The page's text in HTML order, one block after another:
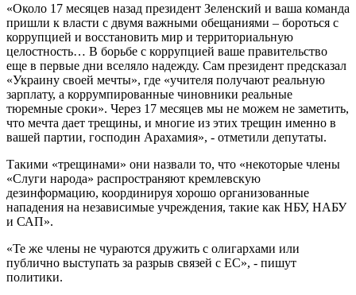
«Около 17 месяцев назад президент Зеленский и ваша команда
пришли к власти с двумя важными обещаниями – бороться с
коррупцией и восстановить мир и территориальную
целостность… В борьбе с коррупцией ваше правительство
еще в первые дни вселяло надежду. Сам президент предсказал
«Украину своей мечты», где «учителя получают реальную
зарплату, а коррумпированные чиновники реальные
тюремные сроки». Через 17 месяцев мы не можем не заметить,
что мечта дает трещины, и многие из этих трещин именно в
вашей партии, господин Арахамия», - отметили депутаты.
Такими «трещинами» они назвали то, что «некоторые члены
«Слуги народа» распространяют кремлевскую
дезинформацию, координируя хорошо организованные
нападения на независимые учреждения, такие как НБУ, НАБУ
и САП».
«Те же члены не чураются дружить с олигархами или
публично выступать за разрыв связей с ЕС», - пишут
политики.